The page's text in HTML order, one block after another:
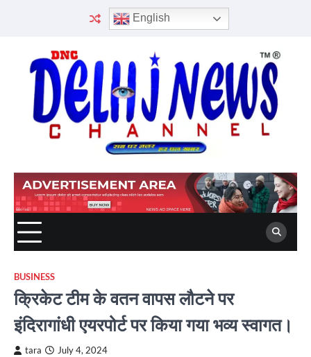
English
BUSINESS
क्रिकेट टीम के वतन वापस लौटने पर
इंदिरागांधी एयरपोर्ट पर किया गया भव्य स्वागत।
tara July 4, 2024